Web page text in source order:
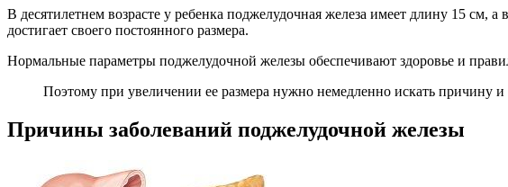
В десятилетнем возрасте у ребенка поджелудочная железа имеет длину 15 см,
достигает своего постоянного размера.
Нормальные параметры поджелудочной железы обеспечивают здоровье и
Поэтому при увеличении ее размера нужно немедленно искать причину и
Причины заболеваний поджелудочной железы